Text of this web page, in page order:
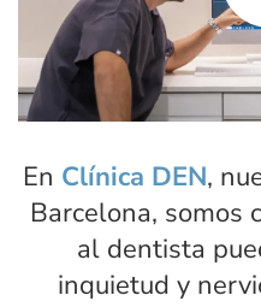
En Clínica DEN,
Barcelona, somos
al dentista
inquietud y